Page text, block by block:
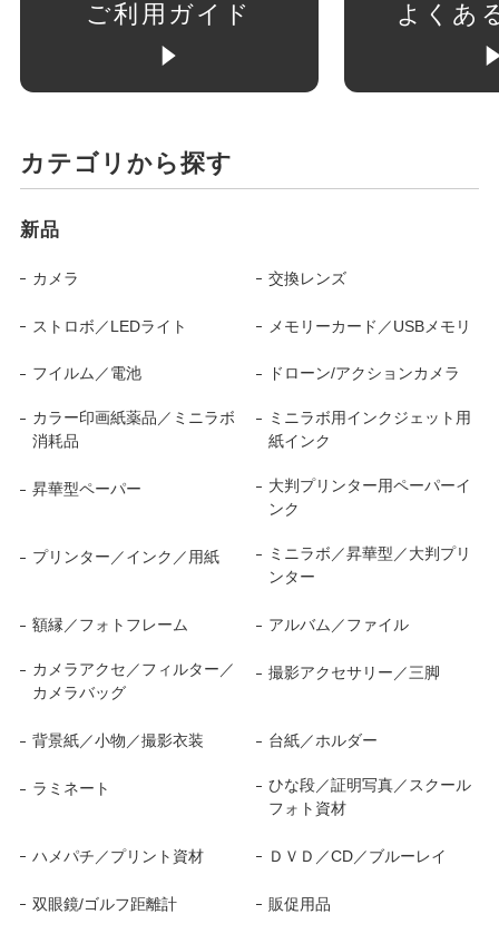
ご利用ガイド よくあ
カテゴリから探す
新品
カメラ 交換レンズ
ストロボ／LEDライト メモリーカード／USBメモリ
フイルム／電池 ドローン/アクションカメラ
カラー印画紙薬品／ミニラボ
消耗品
ミニラボ用インクジェット用
紙インク
昇華型ペーパー
大判プリンター用ペーパーイ
ンク
プリンター／インク／用紙
ミニラボ／昇華型／大判プリ
ンター
額縁／フォトフレーム アルバム／ファイル
カメラアクセ／フィルター／
カメラバッグ
撮影アクセサリー／三脚
背景紙／小物／撮影衣装 台紙／ホルダー
ラミネート
ひな段／証明写真／スクール
フォト資材
ハメパチ／プリント資材 ＤＶＤ／CD／ブルーレイ
双眼鏡/ゴルフ距離計 販促用品